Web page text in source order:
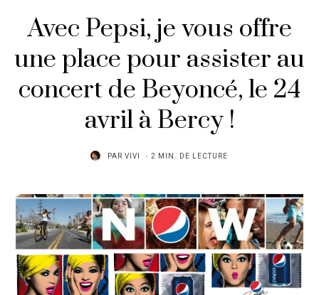
Avec Pepsi, je vous offre
une place pour assister au
concert de Beyoncé, le 24
avril à Bercy !
PAR VIVI 2 MIN. DE LECTURE